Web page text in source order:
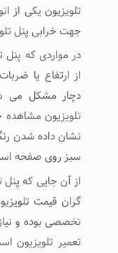
تلویزیون یکی
جهت خرابی پنل
در مواردی که پنل
از ارتفاع یا
دچار مشکل می
تلویزیون
نشان داده شدن
سبز روی صفحه
از آن جایی که
گران قیمت
تخصصی بوده و
تعمیر تلویزیون